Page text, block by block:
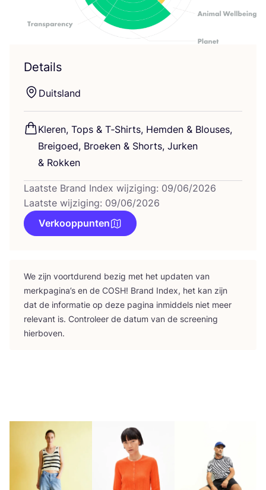
Details
Duits­land
Kle­ren, Tops & T‑Shirts, Hem­den & Blou­ses,
Brei­goed, Broe­ken & Shorts, Jur­ken
& Rokken
Laatste Brand Index wijziging: 09/06/2026
Laatste wijziging: 09/06/2026
Verkooppunten
We zijn voort­du­rend bezig met het upda­ten van
merk­pa­gi­na’s en de COSH! Brand Index, het kan zijn
dat de infor­ma­tie op deze pagi­na inmid­dels niet meer
rele­vant is. Con­tro­leer de datum van de scree­ning
hierboven.